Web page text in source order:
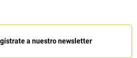
a nuestro newsletter